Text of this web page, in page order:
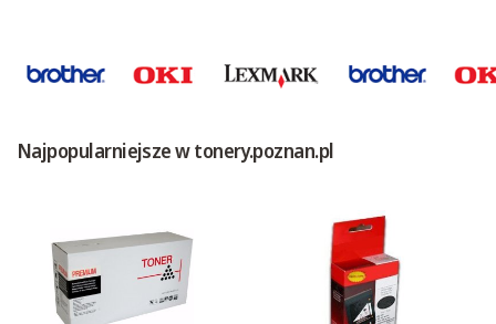
Najpopularniejsze w tonery.poznan.pl